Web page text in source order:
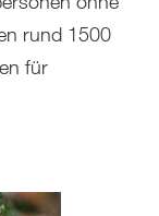
rund 1500
für